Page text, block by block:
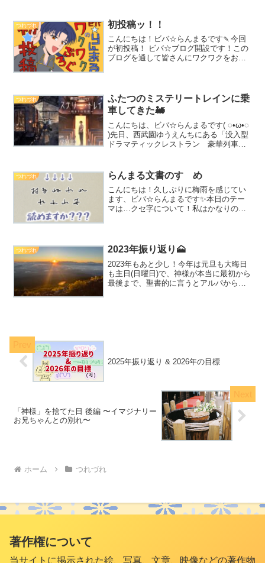
ら！①新しい漫画を完成...
つれづれ 初投稿ッ！！
こんにちは！ビバ☆らんまるです🍡今回
が初投稿！ ビバ☆ブログ開設です！この
ブログを通して皆さんにワクワクをお届
う… 人生エンジョイ的...
つれづれ
ふたつのミステリートレインに乗
車してきた🚂
こんにちは、ビバ☆らんまるです( ◌•ω•◌
)先日、西武園ゆうえんちにある「没入型
ドラマティックレストラン 豪華列車は
簡単にご説明すると…実際に豪華列車...
つれづれ らんまる文書のすゝめ
こんにちは！久しぶりに梅雨を感じてい
ます、ビバ☆らんまるです✨本日のテー
マは…クセ字について！私はかなりのク
字」等、さんざんな言われよ...
つれづれ 2023年振り返り🗻
2023年もあと少し！今年は元旦も大晦日
も主日(日曜日)で、神様が本当に最初から
最後まで、聖書的に言うとアルパからオ
2025年振り返り & 2026年の目標
「神様」を捨てた日 後編 〜イマジナリー
お兄ちゃんとの別れ〜
ホーム つれづれ
著作権について
当サイトに掲示された絵、写真、文章、映像などの著作物